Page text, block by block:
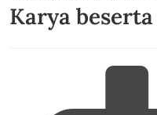
Karya